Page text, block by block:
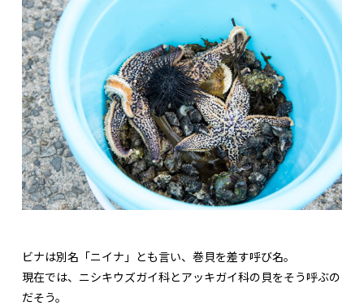
ビナは別名「ニイナ」とも言い、巻貝を差す呼び名。
現在では、ニシキウズガイ科とアッキガイ科の貝をそう呼ぶの
だそう。